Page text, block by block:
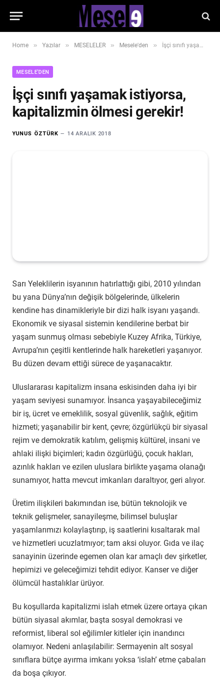
Home » Yazılar » MESELELER » Mesele'den » İşçi sınıfı yaşamak istiyorsa, kapitalizmin ölmesi gerekir!
MESELE'DEN
İşçi sınıfı yaşamak istiyorsa,
kapitalizmin ölmesi gerekir!
YUNUS ÖZTÜRK 14 ARALIK 2018
Sarı Yeleklilerin isyanının hatırlattığı gibi, 2010 yılından
bu yana Dünya’nın değişik bölgelerinde, ülkelerin
kendine has dinamikleriyle bir dizi halk isyanı yaşandı.
Ekonomik ve siyasal sistemin kendilerine berbat bir
yaşam sunmuş olması sebebiyle Kuzey Afrika, Türkiye,
Avrupa’nın çeşitli kentlerinde halk hareketleri yaşanıyor.
Bu düzen devam ettiği sürece de yaşanacaktır.
Uluslararası kapitalizm insana eskisinden daha iyi bir
yaşam seviyesi sunamıyor. İnsanca yaşayabileceğimiz
bir iş, ücret ve emeklilik, sosyal güvenlik, sağlık, eğitim
hizmeti; yaşanabilir bir kent, çevre; özgürlükçü bir siyasal
rejim ve demokratik katılım, gelişmiş kültürel, insani ve
ahlaki ilişki biçimleri; kadın özgürlüğü, çocuk hakları,
azınlık hakları ve ezilen uluslara birlikte yaşama olanağı
sunamıyor, hatta mevcut imkanları daraltıyor, geri alıyor.
Üretim ilişkileri bakımından ise, bütün teknolojik ve
teknik gelişmeler, sanayileşme, bilimsel buluşlar
yaşamlarımızı kolaylaştırıp, iş saatlerini kısaltarak mal
ve hizmetleri ucuzlatmıyor; tam aksi oluyor. Gıda ve ilaç
sanayinin üzerinde egemen olan kar amaçlı dev şirketler,
hepimizi ve geleceğimizi tehdit ediyor. Kanser ve diğer
ölümcül hastalıklar ürüyor.
Bu koşullarda kapitalizmi islah etmek üzere ortaya çıkan
bütün siyasal akımlar, başta sosyal demokrasi ve
reformist, liberal sol eğilimler kitleler için inandırıcı
olamıyor. Nedeni anlaşılabilir: Sermayenin alt sosyal
sınıflara bütçe ayırma imkanı yoksa ‘islah’ etme çabaları
da boşa çıkıyor.